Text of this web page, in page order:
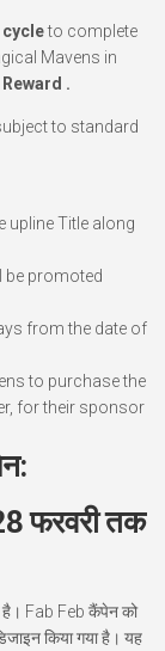
cycleto complete
Mavens in
.
to standard
upline Title along
be promoted
from the date of
to purchase the
for their sponsor
फरवरी तक
है। Fab Feb कैंपेनको
किया गया है। यह